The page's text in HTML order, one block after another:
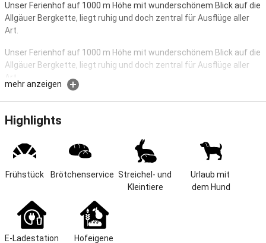
Unser Ferienhof auf 1000 m Höhe mit wunderschönem Blick auf die
Allgäuer Bergkette, liegt ruhig und doch zentral für Ausflüge aller
Art.
Unser Ferienhof auf 1000 m Höhe mit wunderschönem Blick auf die
Allgäuer Bergkette, liegt ruhig und doch zentral für Ausflüge aller
Art.
Unsere Ferienwohnungen sind hell und gemütlich mit Liebe zum
Detail eingerichtet.
Die Wohnungen sind mit einer Küchenzeile ausgestattet, die alles
Gerne bieten wir Ihnen einen Milch- (und/oder) / Semmelservice an
oder Sie genießen einfach unser feines und reichhaltiges
Frühstück.
Direkt vor Ort im Sommer:
- gemeinsame Grillabende,
- Schaukel, Kinderspielsachen vorhanden,
mehr anzeigen
Highlights
Frühstück Brötchenservice Streichel- und
Kleintiere
Urlaub mit
dem Hund
E-Ladestation
Hofeigene